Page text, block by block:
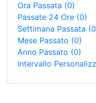
Ora Passata (0)
Passate 24 Ore (0)
Settimana Passata
Mese Passato (0)
Anno Passato (0)
Intervallo